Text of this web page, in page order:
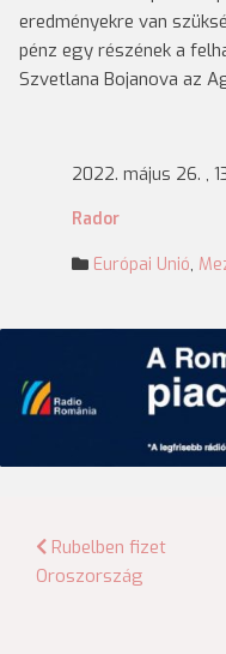
eredményekre van
pénz egy részének a
Szvetlana Bojanova az
2022. május 26. ,
Rador
Európai Unió,
Bejegyzés
navigáció
Rubelben fizet
Oroszország